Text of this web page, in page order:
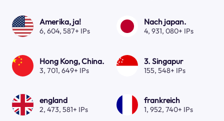
Amerika, ja!
6, 604, 587+ IPs
Nach japan.
4, 931, 080+ IPs
Hong Kong, China.
3, 701, 649+ IPs
3. Singapur
155, 548+ IPs
england
2, 473, 581+ IPs
frankreich
1, 952, 740+ IPs